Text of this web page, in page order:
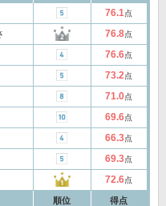
76.1点
76.8点
76.6点
73.2点
71.0点
69.6点
66.3点
69.3点
72.6点
順位 得点